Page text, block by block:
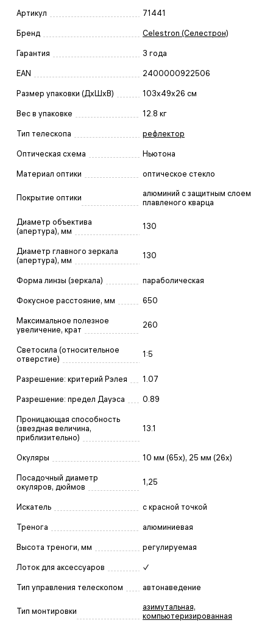
Артикул 71441
Бренд Celestron (Селестрон)
Гарантия 3 года
EAN 2400000922506
Размер упаковки (ДxШxВ) 103x49x26 см
Вес в упаковке 12.8 кг
Тип телескопа рефлектор
Оптическая схема Ньютона
Материал оптики оптическое стекло
Покрытие оптики
алюминий с защитным слоем
плавленого кварца
Диаметр объектива
(апертура), мм
130
Диаметр главного зеркала
(апертура), мм
130
Форма линзы (зеркала) параболическая
Фокусное расстояние, мм 650
Максимальное полезное
увеличение, крат
260
Светосила (относительное
отверстие)
1:5
Разрешение: критерий Рэлея 1.07
Разрешение: предел Дауэса 0.89
Проницающая способность
(звездная величина,
приблизительно)
13.1
Окуляры 10 мм (65x), 25 мм (26x)
Посадочный диаметр
окуляров, дюймов
1,25
Искатель с красной точкой
Тренога алюминиевая
Высота треноги, мм регулируемая
Лоток для аксессуаров ✓
Тип управления телескопом автонаведение
Тип монтировки
азимутальная,
компьютеризированная